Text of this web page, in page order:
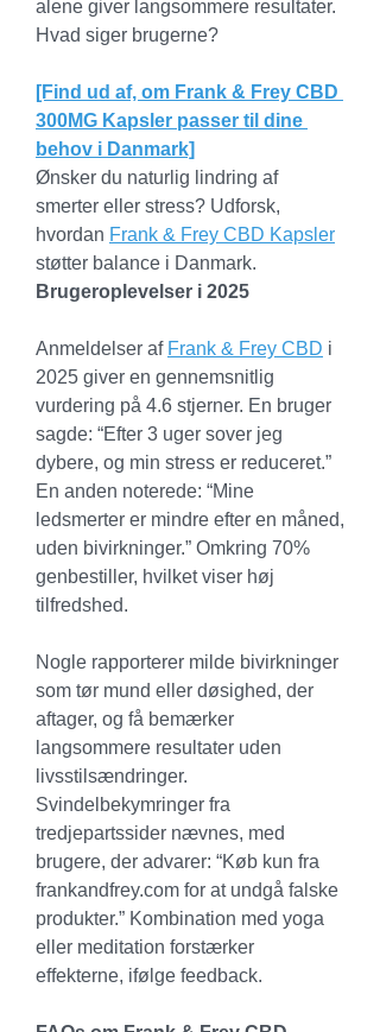
alene giver langsommere resultater.
Hvad siger brugerne?
[Find ud af, om Frank & Frey CBD
300MG Kapsler passer til dine
behov i Danmark]
Ønsker du naturlig lindring af
smerter eller stress? Udforsk,
hvordan Frank & Frey CBD Kapsler
støtter balance i Danmark.
Brugeroplevelser i 2025
Anmeldelser af Frank & Frey CBD i
2025 giver en gennemsnitlig
vurdering på 4.6 stjerner. En bruger
sagde: “Efter 3 uger sover jeg
dybere, og min stress er reduceret.”
En anden noterede: “Mine
ledsmerter er mindre efter en måned,
uden bivirkninger.” Omkring 70%
genbestiller, hvilket viser høj
tilfredshed.
Nogle rapporterer milde bivirkninger
som tør mund eller døsighed, der
aftager, og få bemærker
langsommere resultater uden
livsstilsændringer.
Svindelbekymringer fra
tredjepartssider nævnes, med
frankandfrey.com for at undgå falske
produkter.” Kombination med yoga
eller meditation forstærker
effekterne, ifølge feedback.